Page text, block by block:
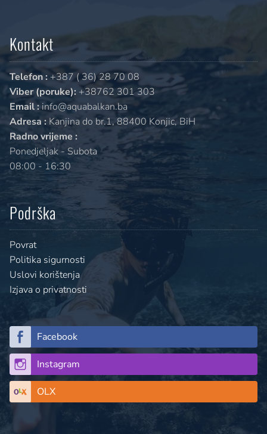
Kontakt
Telefon : +387 ( 36) 28 70 08
Viber (poruke): +38762 301 303
Email :info@aquabalkan.ba
Adresa : Kanjina do br.1, 88400 Konjic, BiH
Radno vrijeme :
Ponedjeljak - Subota
08:00 - 16:30
Podrška
Povrat
Politika sigurnosti
Uslovi korištenja
Izjava o privatnosti
Facebook
Instagram
OLX